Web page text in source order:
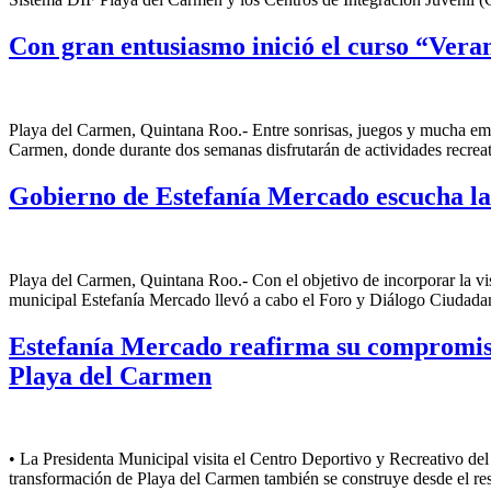
Con gran entusiasmo inició el curso
Playa del Carmen, Quintana Roo.- Entre sonrisas, juegos y mucha
Carmen, donde durante dos semanas disfrutarán de actividades
Gobierno de Estefanía Mercado escucha
Playa del Carmen, Quintana Roo.- Con el objetivo de incorporar la
municipal Estefanía Mercado llevó a cabo el Foro y Diálogo
Estefanía Mercado reafirma su
Playa del Carmen
• La Presidenta Municipal visita el Centro Deportivo y Recreativo
transformación de Playa del Carmen también se construye desde el